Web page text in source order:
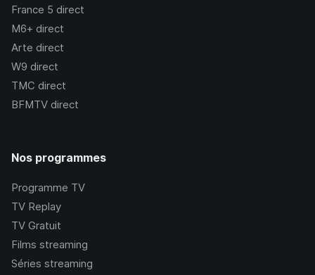
France 5 direct
M6+ direct
Arte direct
W9 direct
TMC direct
BFMTV direct
Nos programmes
Programme TV
TV Replay
TV Gratuit
Films streaming
Séries streaming